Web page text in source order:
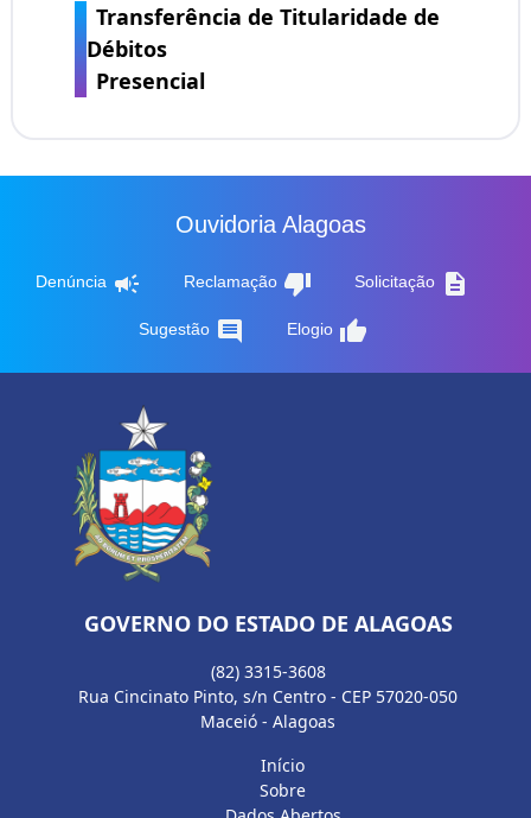
Transferência de Titularidade de
Débitos
Presencial
Ouvidoria Alagoas
Denúncia campaign Reclamação thumb_down Solicitação description
Sugestão comment Elogio thumb_up
GOVERNO DO ESTADO DE ALAGOAS
(82) 3315-3608
Rua Cincinato Pinto, s/n Centro - CEP 57020-050
Maceió - Alagoas
Início
Sobre